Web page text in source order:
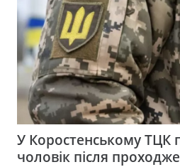
У Коростенському ТЦК
чоловік після